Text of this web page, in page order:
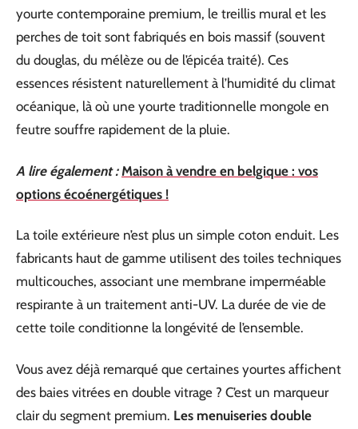
yourte contemporaine premium, le treillis mural et les
perches de toit sont fabriqués en bois massif (souvent
du douglas, du mélèze ou de l’épicéa traité). Ces
essences résistent naturellement à l’humidité du climat
océanique, là où une yourte traditionnelle mongole en
feutre souffre rapidement de la pluie.
A lire également : Maison à vendre en belgique : vos
options écoénergétiques !
La toile extérieure n’est plus un simple coton enduit. Les
fabricants haut de gamme utilisent des toiles techniques
multicouches, associant une membrane imperméable
respirante à un traitement anti-UV. La durée de vie de
cette toile conditionne la longévité de l’ensemble.
Vous avez déjà remarqué que certaines yourtes affichent
des baies vitrées en double vitrage ? C’est un marqueur
clair du segment premium. Les menuiseries double